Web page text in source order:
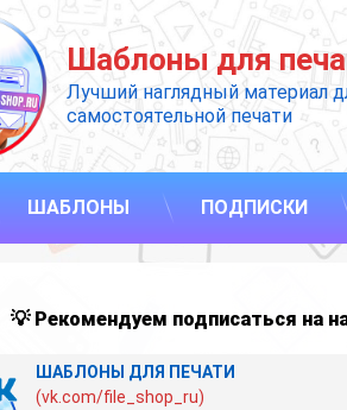
Шаблоны для
Лучший наглядный материал
самостоятельной печати
ШАБЛОНЫ ПОДПИСКИ
💡 Рекомендуем подписаться на
ШАБЛОНЫ ДЛЯ ПЕЧАТИ
(vk.com/file_shop_ru)